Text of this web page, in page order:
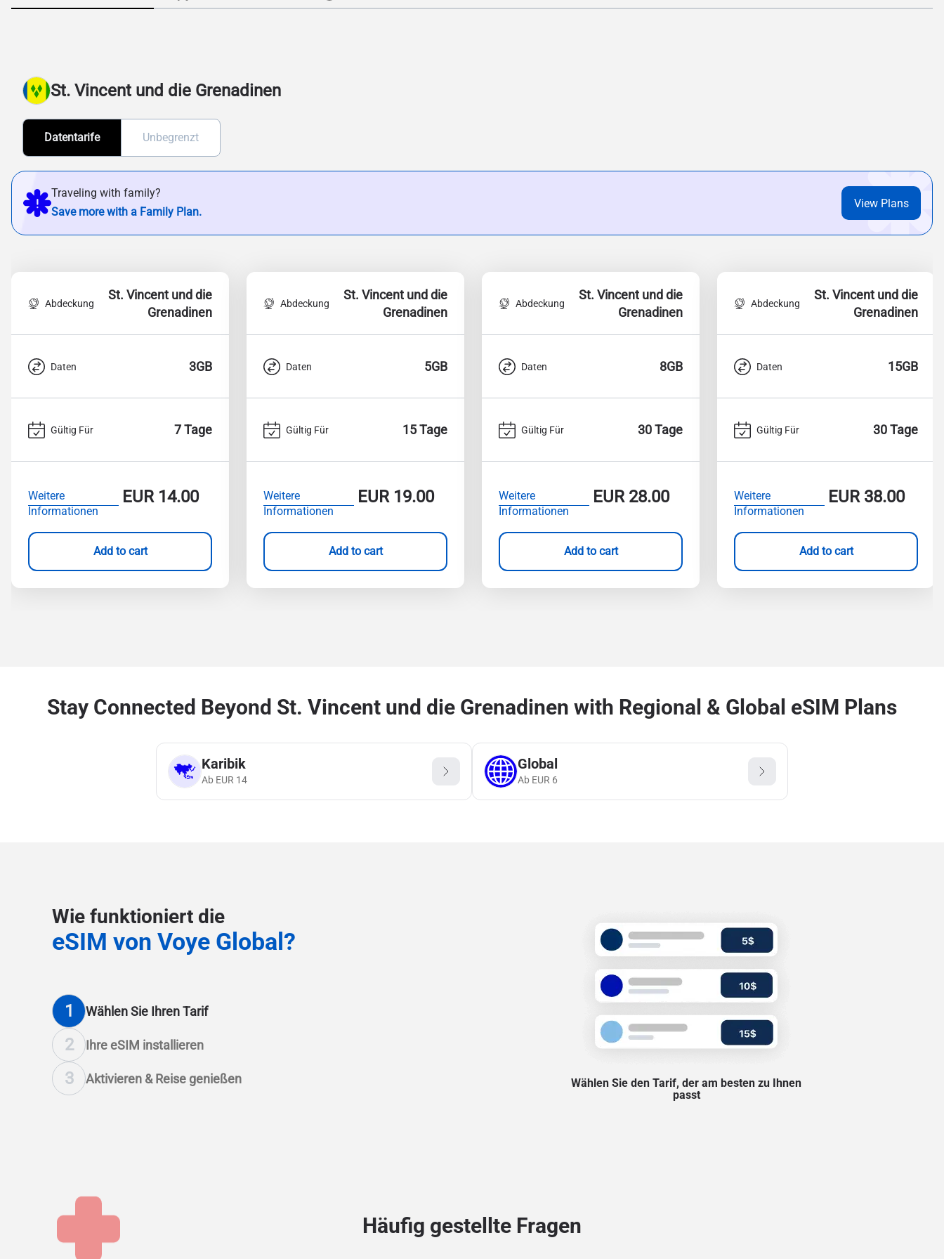
St. Vincent und die Grenadinen
Datentarife Unbegrenzt
Traveling with family?
Save more with a Family Plan.
View Plans
Abdeckung
St. Vincent und die
Grenadinen
Daten 3GB
Gültig Für 7 Tage
Weitere
Informationen
EUR14.00
Add to cart
Abdeckung
St. Vincent und die
Grenadinen
Daten 5GB
Gültig Für 15 Tage
Weitere
Informationen
EUR19.00
Add to cart
Abdeckung
St. Vincent und die
Grenadinen
Daten 8GB
Gültig Für 30 Tage
Weitere
Informationen
EUR28.00
Add to cart
Abdeckung
St. Vincent und die
Grenadinen
Daten 15GB
Gültig Für 30 Tage
Weitere
Informationen
EUR38.00
Add to cart
Stay Connected Beyond St. Vincent und die Grenadinen with Regional & Global eSIM Plans
Karibik
Ab EUR 14
Global
Ab EUR 6
Wie funktioniert die
eSIM von Voye Global?
1 Wählen Sie Ihren Tarif
2 Ihre eSIM installieren
3 Aktivieren & Reise genießen
Wählen Sie den Tarif, der am besten zu Ihnen
passt
Häufig gestellte Fragen